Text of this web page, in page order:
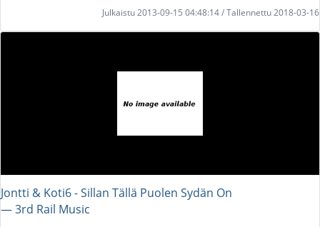
Julkaistu 2013-09-15 04:48:14 / Tallennettu 2018-03-16
Jontti & Koti6 - Sillan Tällä Puolen Sydän On
― 3rd Rail Music